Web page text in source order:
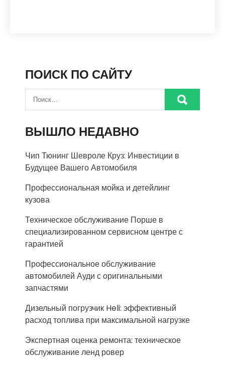
ПОИСК ПО САЙТУ
ВЫШЛО НЕДАВНО
Чип Тюнинг Шевроле Круз: Инвестиции в
Будущее Вашего Автомобиля
Профессиональная мойка и детейлинг
кузова
Техническое обслуживание Порше в
специализированном сервисном центре с
гарантией
Профессиональное обслуживание
автомобилей Ауди с оригинальными
запчастями
Дизельный погрузчик Heli: эффективный
расход топлива при максимальной нагрузке
Экспертная оценка ремонта: техническое
обслуживание ленд ровер